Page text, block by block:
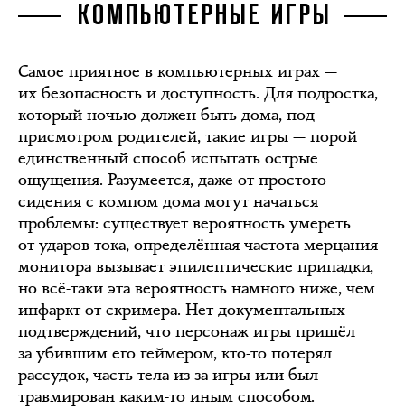
КОМПЬЮТЕРНЫЕ ИГРЫ
Самое приятное в компьютерных играх —
их безопасность и доступность. Для подростка,
который ночью должен быть дома, под
присмотром родителей, такие игры — порой
единственный способ испытать острые
ощущения. Разумеется, даже от простого
сидения с компом дома могут начаться
проблемы: существует вероятность умереть
от ударов тока, определённая частота мерцания
монитора вызывает эпилептические припадки,
но всё-таки эта вероятность намного ниже, чем
инфаркт от скримера. Нет документальных
подтверждений, что персонаж игры пришёл
за убившим его геймером, кто-то потерял
рассудок, часть тела из-за игры или был
травмирован каким-то иным способом.